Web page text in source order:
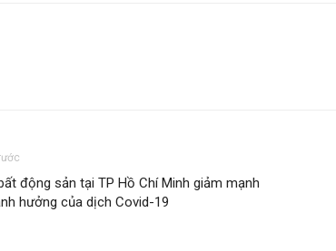
động sản tại TP Hồ Chí Minh giảm mạnh
hưởng của dịch Covid-19